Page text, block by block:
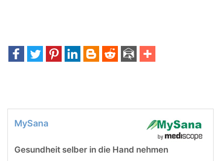
MySana
Gesundheit selber in die Hand nehmen